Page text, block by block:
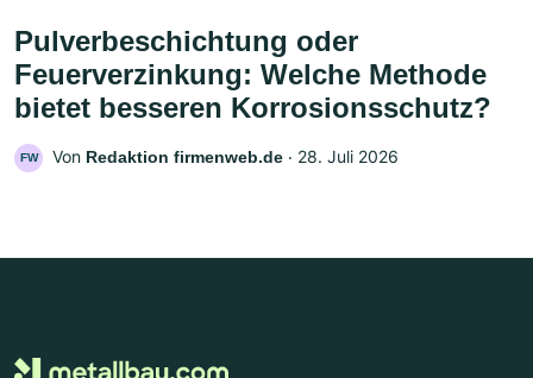
Pulverbeschichtung oder
Feuerverzinkung: Welche Methode
bietet besseren Korrosionsschutz?
FW Von Redaktion firmenweb.de ‧ 28. Juli 2026